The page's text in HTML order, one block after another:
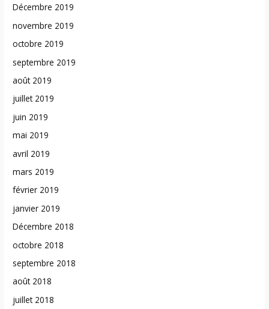
Décembre 2019
novembre 2019
octobre 2019
septembre 2019
août 2019
juillet 2019
juin 2019
mai 2019
avril 2019
mars 2019
février 2019
janvier 2019
Décembre 2018
octobre 2018
septembre 2018
août 2018
juillet 2018